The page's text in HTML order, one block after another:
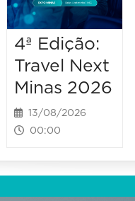
4ª Edição:
Travel Next
Minas 2026
13/08/2026
00:00